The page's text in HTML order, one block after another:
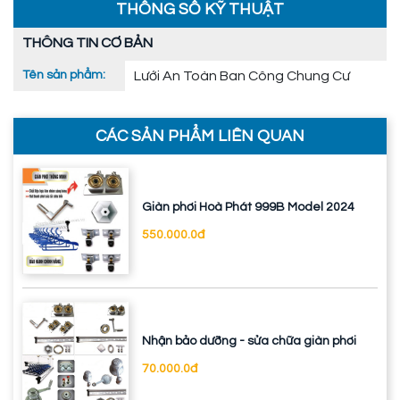
THÔNG SỐ KỸ THUẬT
THÔNG TIN CƠ BẢN
Tên sản phẩm: Lưới An Toàn Ban Công Chung Cư
CÁC SẢN PHẨM LIÊN QUAN
Giàn phơi Hoà Phát 999B Model 2024
550.000.0đ
Nhận bảo dưỡng - sửa chữa giàn phơi
70.000.0đ